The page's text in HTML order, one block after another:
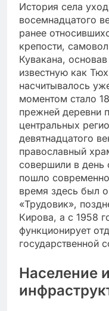
История села
восемнадцатого
ранее
крепости,
Кувакана,
известную как
насчитывалось
моментом стало
прежней деревни
центральных
девятнадцатого
православный
совершили в день
пошло
время здесь был
«Трудовик»,
Кирова, а с 1958
функционирует
государственной
Население